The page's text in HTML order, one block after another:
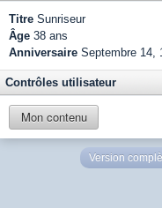
Titre Sunriseur
Âge 38 ans
Anniversaire Septembre 14,
Contrôles utilisateur
Mon contenu
Version